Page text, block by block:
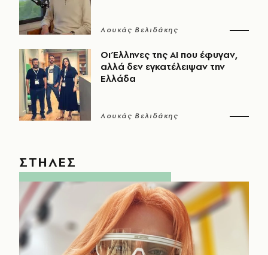
Λουκάς Βελιδάκης
Οι Έλληνες της ΑΙ που έφυγαν,
αλλά δεν εγκατέλειψαν την
Ελλάδα
Λουκάς Βελιδάκης
ΣΤΗΛΕΣ